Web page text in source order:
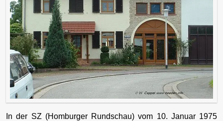
In der SZ (Homburger Rundschau) vom 10. Januar 1975